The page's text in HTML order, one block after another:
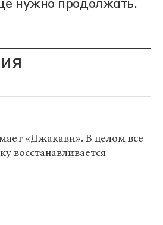
нужно продолжать.
«Джакави». В целом все
восстанавливается